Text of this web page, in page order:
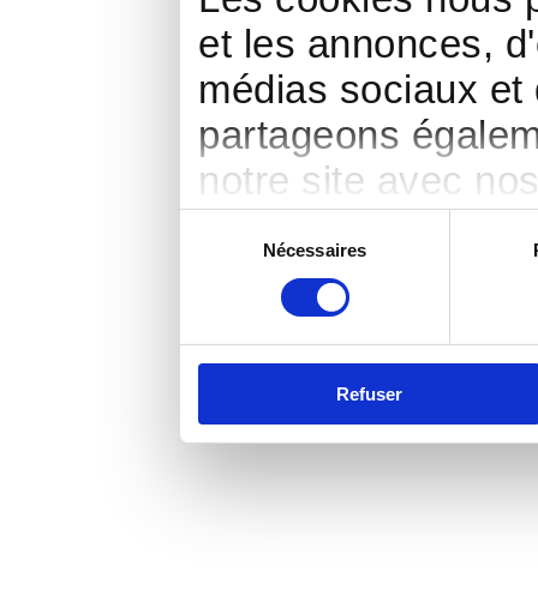
et les annonces,
médias sociaux
partageons
notre site avec
d'autres
ont collectées
consentement
Nécessaires
Refuser